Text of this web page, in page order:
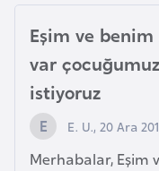
Eşim ve
var
istiyoruz
E. U., 20 Ara
Merhabalar, Eşim
e
G
r
e
n
a